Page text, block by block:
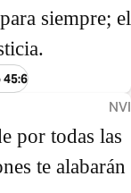
siempre; el
45:6
NVI
por todas las
te alabarán